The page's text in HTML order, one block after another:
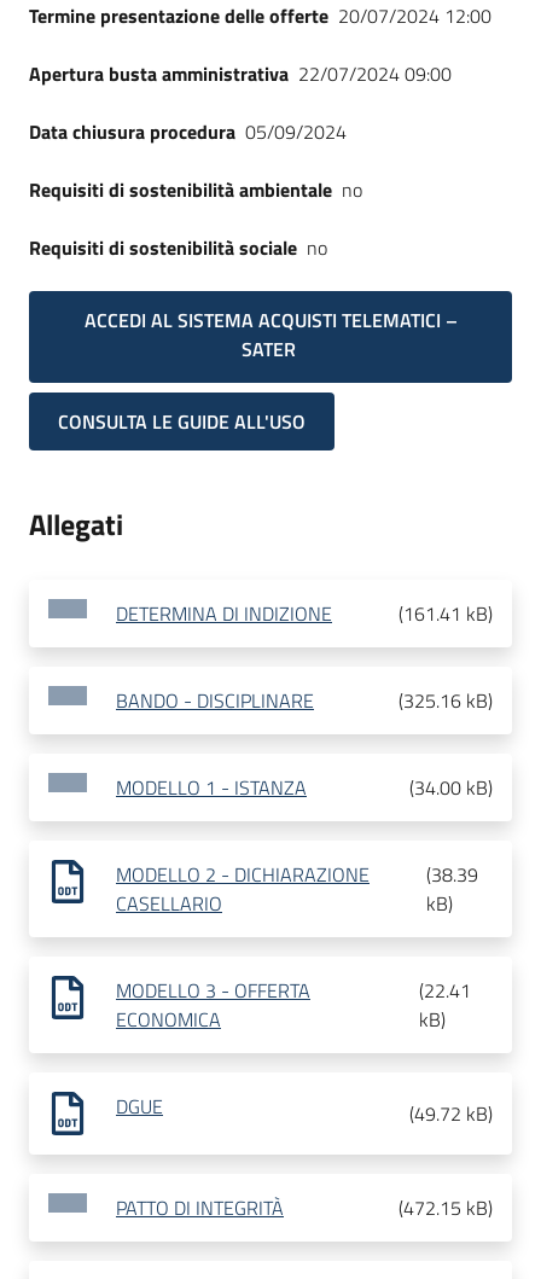
Termine presentazione delle offerte 20/07/2024 12:00
Apertura busta amministrativa 22/07/2024 09:00
Data chiusura procedura 05/09/2024
Requisiti di sostenibilità ambientale no
Requisiti di sostenibilità sociale no
ACCEDI AL SISTEMA ACQUISTI TELEMATICI –
SATER
CONSULTA LE GUIDE ALL'USO
Allegati
DETERMINA DI INDIZIONE (161.41 kB)
BANDO - DISCIPLINARE (325.16 kB)
MODELLO 1 - ISTANZA (34.00 kB)
MODELLO 2 - DICHIARAZIONE
CASELLARIO
(38.39
kB)
MODELLO 3 - OFFERTA
ECONOMICA
(22.41
kB)
DGUE (49.72 kB)
PATTO DI INTEGRITÀ (472.15 kB)